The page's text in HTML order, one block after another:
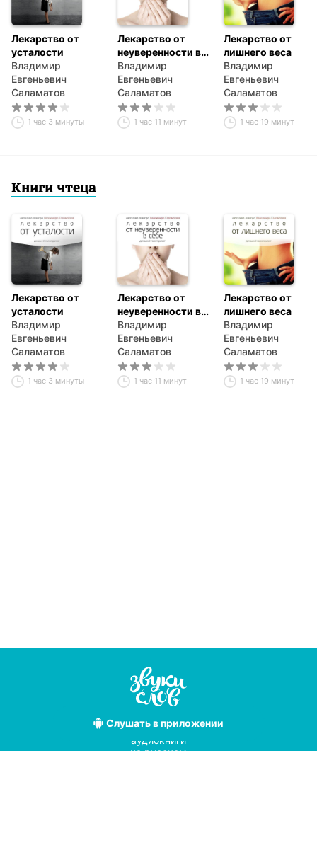
Лекарство от
усталости
Владимир
Евгеньевич
Саламатов
1 час 3 минуты
Лекарство от
неуверенности в
себе
Владимир
Евгеньевич
Саламатов
1 час 11 минут
Лекарство от
лишнего веса
Владимир
Евгеньевич
Саламатов
1 час 19 минут
Книги чтеца
Лекарство от
усталости
Владимир
Евгеньевич
Саламатов
1 час 3 минуты
Лекарство от
неуверенности в
себе
Владимир
Евгеньевич
Саламатов
1 час 11 минут
Лекарство от
лишнего веса
Владимир
Евгеньевич
Саламатов
1 час 19 минут
Слушатьв приложении
Лучшие
аудиокниги
на русском